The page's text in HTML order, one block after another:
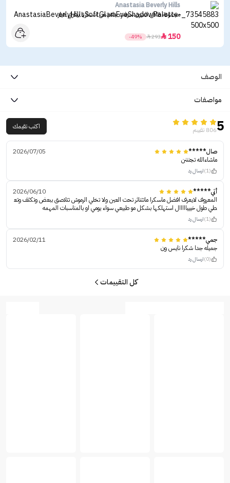
Anastasia Beverly Hills
مجموعة ظلال العيون سوفت جلام من انستازيا بيڤرلي هيلز
150

293

-49%
الوصف
مواصفات
5806 تقييم اكتب تقيمك
صال*****
2026/07/05
ماشاءالله تجنننن
(1) ارسال رد
أثي*****
2026/06/10
المعروف لايعرف افضل ماسكرا ماتتناثر تحت العين ولا تخلي الرموش تتلاصق ببعض وتكثف وتع
طي طول خيييااااال استهلكها بشكل مو طبيعي سواء يومي او بالمناسبات المهمه
(1) ارسال رد
جمي*****
2026/02/11
جميله جدا شكرا نايس ون
(0) ارسال رد
كل التقييمات